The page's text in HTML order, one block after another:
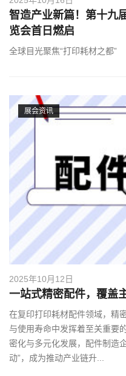
智造产业新篇！第十九
览会首日燃启
全球目光聚焦“打印耗材之都”
展会资讯
2025年10月12日
一站式精密配件，覆盖
在复印打印耗材配件领域，精
与使用寿命中发挥着至关重要
密化与多元化发展，配件制造
动”，成为推动产业链升...